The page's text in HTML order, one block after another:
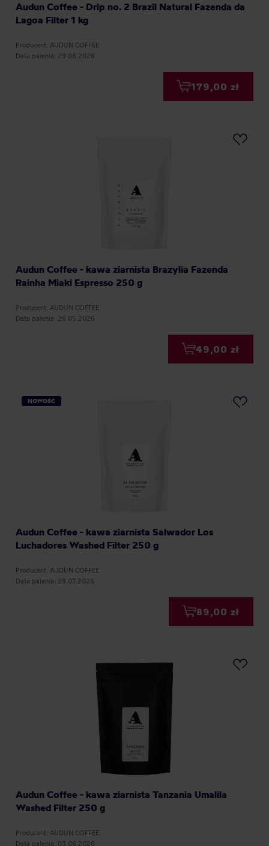
Audun Coffee - Drip no. 2 Brazil Natural Fazenda da
Lagoa Filter 1 kg
Producent: AUDUN COFFEE
Data palenia: 29.06.2026
179,00 zł
Audun Coffee - kawa ziarnista Brazylia Fazenda
Rainha Miaki Espresso 250 g
Producent: AUDUN COFFEE
Data palenia: 26.05.2026
49,00 zł
NOWOŚĆ
Audun Coffee - kawa ziarnista Salwador Los
Luchadores Washed Filter 250 g
Producent: AUDUN COFFEE
Data palenia: 28.07.2026
89,00 zł
Audun Coffee - kawa ziarnista Tanzania Umalila
Washed Filter 250 g
Producent: AUDUN COFFEE
Data palenia: 03.06.2026